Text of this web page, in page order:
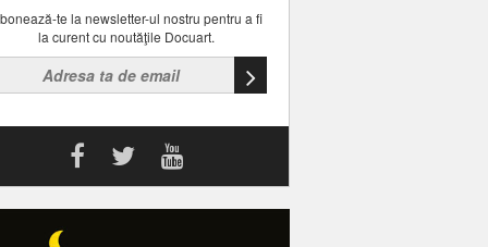
te la newsletter-ul nostru pentru a fi
la curent cu noutăţile Docuart.